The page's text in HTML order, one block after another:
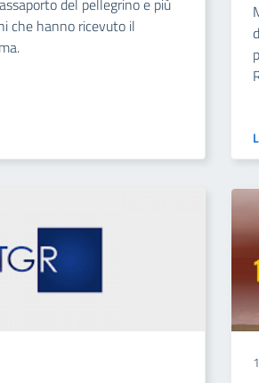
del pellegrino e più
che hanno ricevuto il